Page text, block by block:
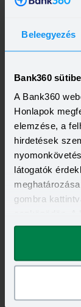
Beleegyezés
Bank360
A Bank360
Honlapok
elemzése, a
hirdetések
látogatók
gombra
Babaváró hitel
elengedése
Összesen:
1 meglévő, 2
CSOK támogatás
Jelzáloghitel
elengedése
Babaváró hitel